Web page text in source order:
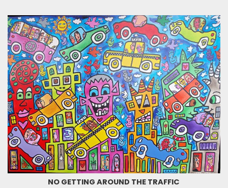
NO GETTING AROUND THE TRAFFIC